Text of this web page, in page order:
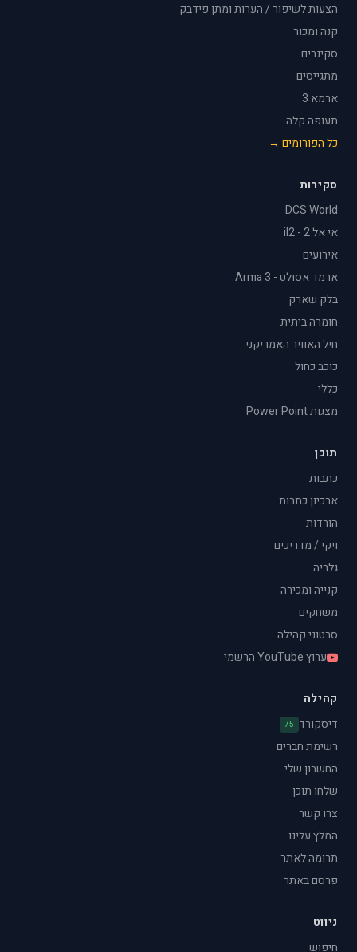
הצעות לשיפור / הערות ומתן פידבק
קנה ומכור
סקינרים
מתגייסים
ארמא 3
תעופה קלה
כל הפורומים →
סקירות
DCS World
אי אל 2 - il2
אירועים
ארמד אסולט - Arma 3
בלק שארק
חומרה ביתית
חיל האוויר האמריקני
כוכב כחול
כללי
מצגות Power Point
תוכן
כתבות
ארכיון כתבות
הורדות
ויקי / מדריכים
גלריה
קנייה ומכירה
משחקים
סרטוני קהילה
ערוץ YouTube הרשמי
קהילה
דיסקורד 75
רשימת חברים
החשבון שלי
שלחו תוכן
צרו קשר
המלץ עלינו
תרומה לאתר
פרסם באתר
ניווט
חיפוש